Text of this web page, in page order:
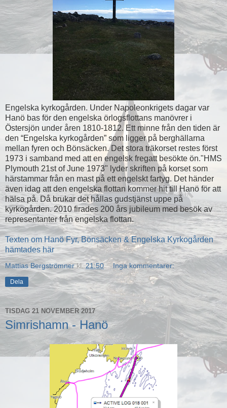
Engelska kyrkogården. Under Napoleonkrigets dagar var
Hanö bas för den engelska örlogsflottans manövrer i
Östersjön under åren 1810-1812. Ett minne från den tiden är
den “Engelska kyrkogården” som ligger på berghällarna
mellan fyren och Bönsäcken. Det stora träkorset restes först
1973 i samband med att en engelsk fregatt besökte ön."HMS
Plymouth 21st of June 1973" lyder skriften på korset som
härstammar från en mast på ett engelskt fartyg. Det händer
även idag att den engelska flottan kommer hit till Hanö för att
hälsa på. Då brukar det hållas gudstjänst uppe på
kyrkogården. 2010 firades 200 års jubileum med besök av
representanter från engelska flottan.
Texten om Hanö Fyr, Bönsäcken & Engelska Kyrkogården
hämtades här
Mattias Bergströmner kl.21:50 Inga kommentarer:
Dela
TISDAG 21 NOVEMBER 2017
Simrishamn - Hanö